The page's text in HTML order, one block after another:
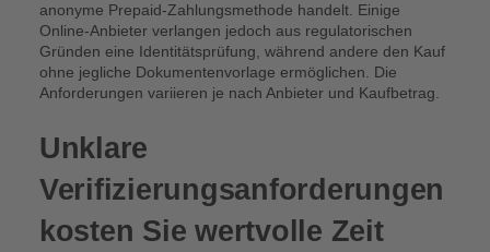
anonyme Prepaid-Zahlungsmethode handelt. Einige
Online-Anbieter verlangen jedoch aus regulatorischen
Gründen eine Identitätsprüfung, während andere den Kauf
ohne jegliche Dokumentenvorlage ermöglichen. Die
Anforderungen variieren je nach Anbieter und Kaufbetrag.
Unklare
Verifizierungsanforderungen
kosten Sie wertvolle Zeit